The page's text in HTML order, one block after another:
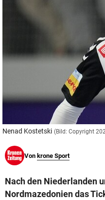
Nenad Kostetski (Bild: Copyright
Von krone Sport
Nach den Niederlanden
Nordmazedonien das